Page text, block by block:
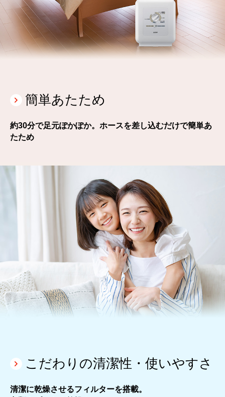
簡単あたため
約30分で足元ぽかぽか。ホースを差し込むだけで簡単あ
たため
こだわりの清潔性・使いやすさ
清潔に乾燥させるフィルターを搭載。